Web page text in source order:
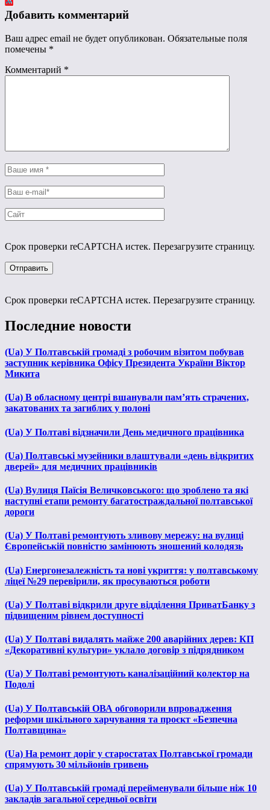
Добавить комментарий
Ваш адрес email не будет опубликован. Обязательные поля
помечены *
Комментарий *
Срок проверки reCAPTCHA истек. Перезагрузите страницу.
Срок проверки reCAPTCHA истек. Перезагрузите страницу.
Последние новости
(Ua) У Полтавській громаді з робочим візитом побував
заступник керівника Офісу Президента України Віктор
Микита
(Ua) В обласному центрі вшанували пам’ять страчених,
закатованих та загиблих у полоні
(Ua) У Полтаві відзначили День медичного працівника
(Ua) Полтавські музейники влаштували «день відкритих
дверей» для медичних працівників
(Ua) Вулиця Паїсія Величковського: що зроблено та які
наступні етапи ремонту багатостраждальної полтавської
дороги
(Ua) У Полтаві ремонтують зливову мережу: на вулиці
Європейській повністю замінюють зношений колодязь
(Ua) Енергонезалежність та нові укриття: у полтавському
ліцеї №29 перевірили, як просуваються роботи
(Ua) У Полтаві відкрили друге відділення ПриватБанку з
підвищеним рівнем доступності
(Ua) У Полтаві видалять майже 200 аварійних дерев: КП
«Декоративні культури» уклало договір з підрядником
(Ua) У Полтаві ремонтують каналізаційний колектор на
Подолі
(Ua) У Полтавській ОВА обговорили впровадження
реформи шкільного харчування та проєкт «Безпечна
Полтавщина»
(Ua) На ремонт доріг у старостатах Полтавської громади
спрямують 30 мільйонів гривень
(Ua) У Полтавській громаді перейменували більше ніж 10
закладів загальної середньої освіти